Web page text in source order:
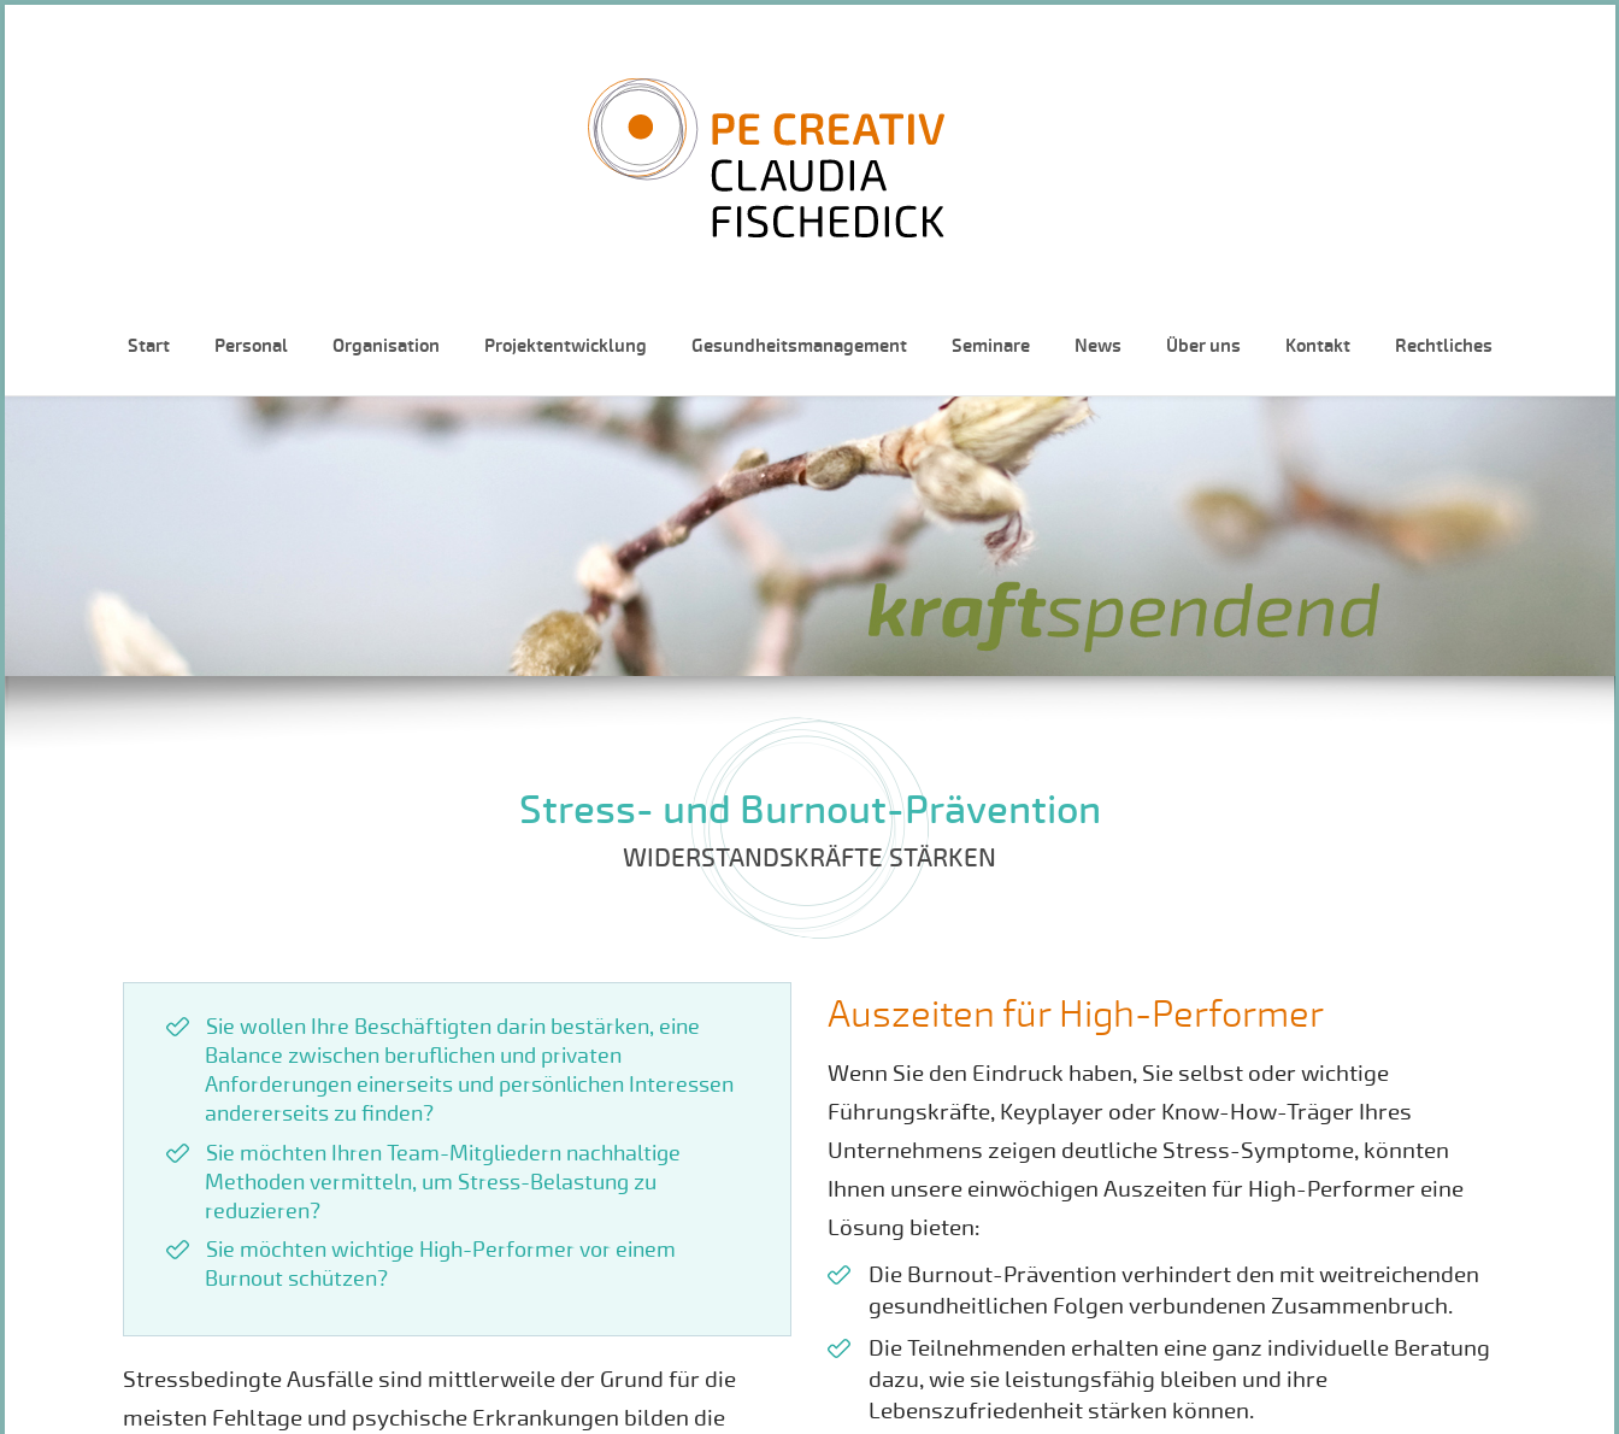
Start Personal Organisation Projektentwicklung Gesundheitsmanagement Seminare News Über uns Kontakt Rechtliches
Stress- und Burnout-Prävention
WIDERSTANDSKRÄFTE STÄRKEN
Sie wollen Ihre Beschäftigten darin bestärken, eine
Balance zwischen beruflichen und privaten
Anforderungen einerseits und persönlichen Interessen
andererseits zu finden?
Sie möchten Ihren Team-Mitgliedern nachhaltige
Methoden vermitteln, um Stress-Belastung zu
reduzieren?
Sie möchten wichtige High-Performer vor einem
Burnout schützen?
Stressbedingte Ausfälle sind mittlerweile der Grund für die
meisten Fehltage und psychische Erkrankungen bilden die
Auszeiten für High-Performer
Wenn Sie den Eindruck haben, Sie selbst oder wichtige
Führungskräfte, Keyplayer oder Know-How-Träger Ihres
Unternehmens zeigen deutliche Stress-Symptome, könnten
Ihnen unsere einwöchigen Auszeiten für High-Performer eine
Lösung bieten:
Die Burnout-Prävention verhindert den mit weitreichenden
gesundheitlichen Folgen verbundenen Zusammenbruch.
Die Teilnehmenden erhalten eine ganz individuelle Beratung
dazu, wie sie leistungsfähig bleiben und ihre
Lebenszufriedenheit stärken können.